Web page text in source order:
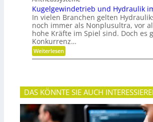
d
P
r
ä
z
i
s
i
F
l
e
x
i
b
i
l
i
,
D
y
n
Kugelgewindetrieb und Hydraulik
In vielen Branchen gelten
noch immer als Nonplusultra, vor
hohe Kräfte im Spiel sind. Doch es
Konkurrenz…
Weiterlesen:
K
l
g
e
w
DAS KÖNNTE SIE AUCH